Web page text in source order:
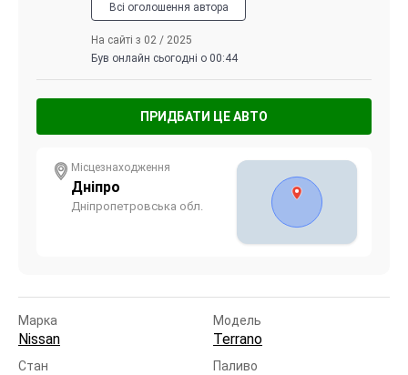
Всі оголошення автора
На сайті з 02 / 2025
Був онлайн сьогодні о 00:44
ПРИДБАТИ ЦЕ АВТО
Місцезнаходження
Дніпро
Дніпропетровська обл.
Марка
Nissan
Модель
Terrano
Стан Паливо